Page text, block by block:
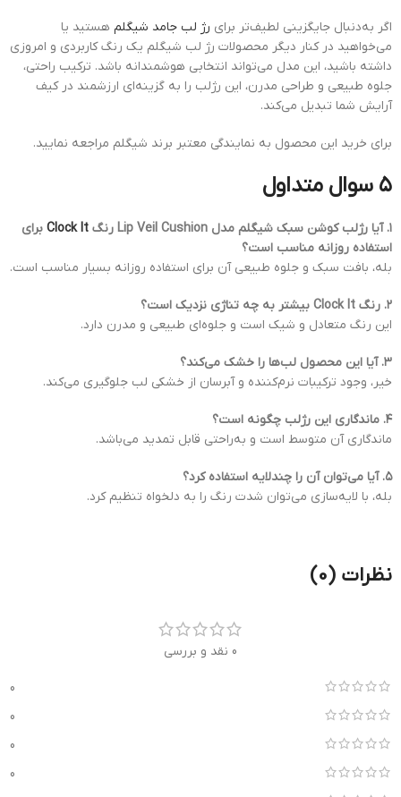
اگر به‌دنبال جایگزینی لطیف‌تر برای رژ لب جامد شیگلم هستید یا
می‌خواهید در کنار دیگر محصولات رژ لب شیگلم یک رنگ کاربردی و امروزی
داشته باشید، این مدل می‌تواند انتخابی هوشمندانه باشد. ترکیب راحتی،
جلوه طبیعی و طراحی مدرن، این رژلب را به گزینه‌ای ارزشمند در کیف
آرایش شما تبدیل می‌کند.
برای خرید این محصول به نمایندگی معتبر برند شیگلم مراجعه نمایید.
۵ سوال متداول
۱. آیا رژلب کوشن سبک شیگلم مدل Lip Veil Cushion رنگ Clock It برای
استفاده روزانه مناسب است؟
بله، بافت سبک و جلوه طبیعی آن برای استفاده روزانه بسیار مناسب است.
۲. رنگ Clock It بیشتر به چه تناژی نزدیک است؟
این رنگ متعادل و شیک است و جلوه‌ای طبیعی و مدرن دارد.
۳. آیا این محصول لب‌ها را خشک می‌کند؟
خیر، وجود ترکیبات نرم‌کننده و آبرسان از خشکی لب جلوگیری می‌کند.
۴. ماندگاری این رژلب چگونه است؟
ماندگاری آن متوسط است و به‌راحتی قابل تمدید می‌باشد.
۵. آیا می‌توان آن را چندلایه استفاده کرد؟
بله، با لایه‌سازی می‌توان شدت رنگ را به دلخواه تنظیم کرد.
نظرات (0)
0 نقد و بررسی
0
0
0
0